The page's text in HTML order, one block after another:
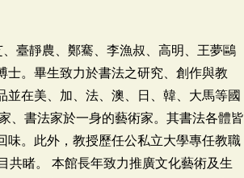
臺靜農、鄭騫、李漁叔、高明、王夢鷗
士。畢生致力於書法之研究、創作與教
在美、加、法、澳、日、韓、大馬等國
、書法家於一身的藝術家。其書法各體皆
味。此外，教授歷任公私立大學專任教職
共睹。 本館長年致力推廣文化藝術及生